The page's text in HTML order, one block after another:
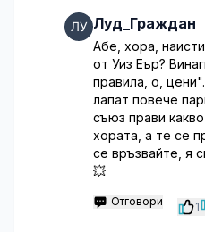
Луд_Граждан
Абе, хора,
от Уиз Еър?
правила, о,
лапат повече
съюз прави
хората, а те се
се връзвайте, я
💥
Отговори 1